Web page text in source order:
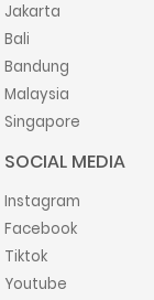
Jakarta
Bali
Bandung
Malaysia
Singapore
SOCIAL MEDIA
Instagram
Facebook
Tiktok
Youtube